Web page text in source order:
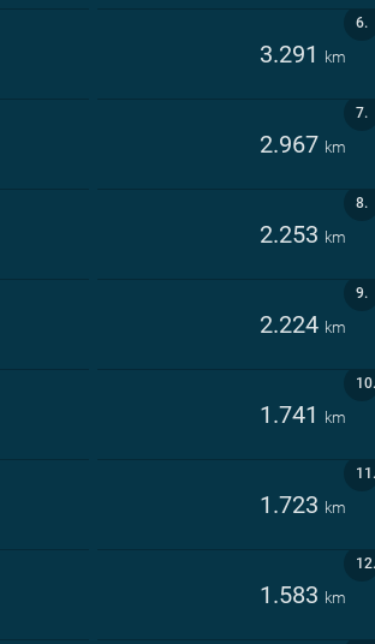
6.
3.291 km
7.
2.967 km
8.
2.253 km
9.
2.224 km
10.
1.741 km
11.
1.723 km
12.
1.583 km